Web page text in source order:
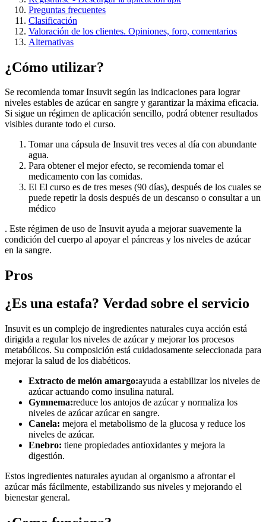
Preguntas frecuentes
Clasificación
Valoración de los clientes. Opiniones, foro, comentarios
Alternativas
¿Cómo utilizar?
Se recomienda tomar Insuvit según las indicaciones para lograr
niveles estables de azúcar en sangre y garantizar la máxima eficacia.
Si sigue un régimen de aplicación sencillo, podrá obtener resultados
visibles durante todo el curso.
Tomar una cápsula de Insuvit tres veces al día con abundante
agua.
Para obtener el mejor efecto, se recomienda tomar el
medicamento con las comidas.
El El curso es de tres meses (90 días), después de los cuales se
puede repetir la dosis después de un descanso o consultar a un
médico
. Este régimen de uso de Insuvit ayuda a mejorar suavemente la
condición del cuerpo al apoyar el páncreas y los niveles de azúcar
en la sangre.
Pros
¿Es una estafa? Verdad sobre el servicio
Insuvit es un complejo de ingredientes naturales cuya acción está
dirigida a regular los niveles de azúcar y mejorar los procesos
metabólicos. Su composición está cuidadosamente seleccionada para
mejorar la salud de los diabéticos.
Extracto de melón amargo:ayuda a estabilizar los niveles de
azúcar actuando como insulina natural.
Gymnema:reduce los antojos de azúcar y normaliza los
niveles de azúcar azúcar en sangre.
Canela: mejora el metabolismo de la glucosa y reduce los
niveles de azúcar.
Enebro: tiene propiedades antioxidantes y mejora la
digestión.
Estos ingredientes naturales ayudan al organismo a afrontar el
azúcar más fácilmente, estabilizando sus niveles y mejorando el
bienestar general.